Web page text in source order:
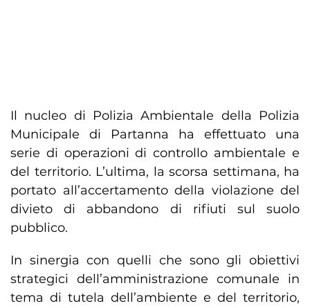
Il nucleo di Polizia Ambientale della Polizia
Municipale di Partanna ha effettuato una
serie di operazioni di controllo ambientale e
del territorio. L’ultima, la scorsa settimana, ha
portato all’accertamento della violazione del
divieto di abbandono di rifiuti sul suolo
pubblico.
In sinergia con quelli che sono gli obiettivi
strategici dell’amministrazione comunale in
tema di tutela dell’ambiente e del territorio,